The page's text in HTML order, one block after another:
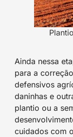
Ainda nessa
para a
defensivos
daninhas e
plantio ou a
cuidados com